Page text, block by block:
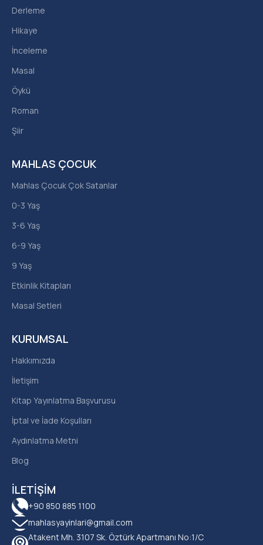
İLETIŞIM
+90 850 885 1100
mahlasyayinlari@gmail.com
Atakent Mh. 3107 Sk. Öztürk Apartmanı No:1/C
KURUMSAL
Hakkımızda
İletişim
Kitap Yayınlatma Başvurusu
İptal ve İade Koşulları
Aydınlatma Metni
Blog
MAHLAS ÇOCUK
Mahlas Çocuk Çok Satanlar
0-3 Yaş
3-6 Yaş
6-9 Yaş
9 Yaş
Etkinlik Kitapları
Masal Setleri
Derleme
Hikaye
İnceleme
Masal
Öykü
Roman
Şiir